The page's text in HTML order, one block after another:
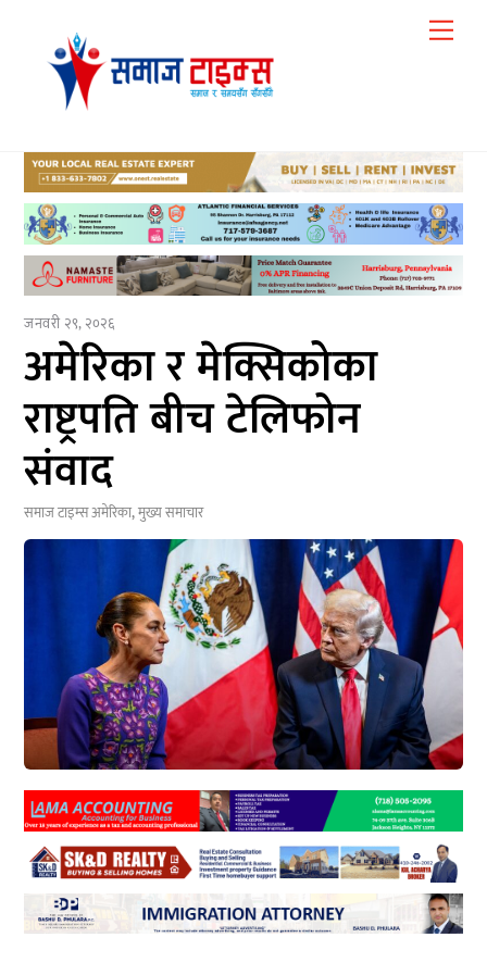
content
जनवरी २९, २०२६
अमेरिका र मेक्सिकोका
राष्ट्रपति बीच टेलिफोन
संवाद
समाज टाइम्सअमेरिका,मुख्य समाचार